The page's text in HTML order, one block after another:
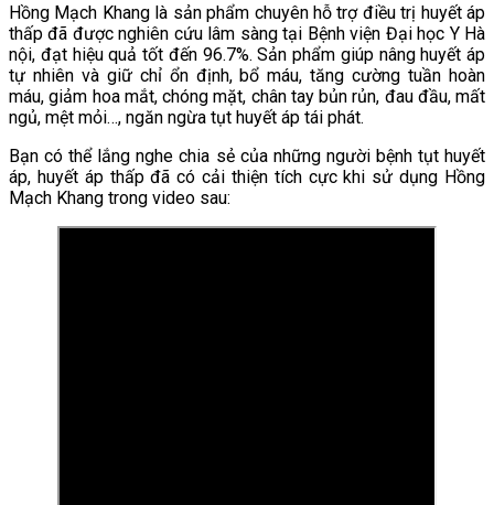
Hồng Mạch Khang là sản phẩm chuyên hỗ trợ điều trị huyết áp
thấp đã được nghiên cứu lâm sàng tại Bệnh viện Đại học Y Hà
nội, đạt hiệu quả tốt đến 96.7%. Sản phẩm giúp nâng huyết áp
tự nhiên và giữ chỉ ổn định, bổ máu, tăng cường tuần hoàn
máu, giảm hoa mắt, chóng mặt, chân tay bủn rủn, đau đầu, mất
ngủ, mệt mỏi…, ngăn ngừa tụt huyết áp tái phát.
Bạn có thể lắng nghe chia sẻ của những người bệnh tụt huyết
áp, huyết áp thấp đã có cải thiện tích cực khi sử dụng Hồng
Mạch Khang trong video sau: